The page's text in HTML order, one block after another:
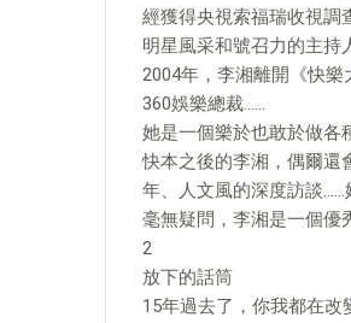
經獲得央視索福瑞收視調
明星風采和號召力的主持
2004年，李湘離開《快
360娛樂總裁……
她是一個樂於也敢於做各
快本之後的李湘，偶爾還
年、人文風的深度訪談……
毫無疑問，李湘是一個優
2
放下的話筒
15年過去了，你我都在